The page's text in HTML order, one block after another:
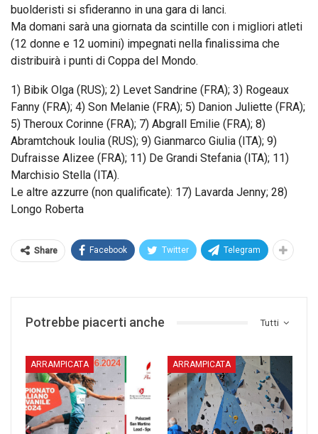
buolderisti si sfideranno in una gara di lanci.
Ma domani sarà una giornata da scintille con i migliori atleti
(12 donne e 12 uomini) impegnati nella finalissima che
distribuirà i punti di Coppa del Mondo.
1) Bibik Olga (RUS); 2) Levet Sandrine (FRA); 3) Rogeaux
Fanny (FRA); 4) Son Melanie (FRA); 5) Danion Juliette (FRA);
5) Theroux Corinne (FRA); 7) Abgrall Emilie (FRA); 8)
Abramtchouk Ioulia (RUS); 9) Gianmarco Giulia (ITA); 9)
Dufraisse Alizee (FRA); 11) De Grandi Stefania (ITA); 11)
Marchisio Stella (ITA).
Le altre azzurre (non qualificate): 17) Lavarda Jenny; 28)
Longo Roberta
Share Facebook Twitter Telegram
Tutti
Potrebbe piacerti anche
ARRAMPICATA ARRAMPICATA